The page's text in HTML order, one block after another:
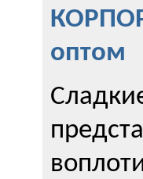
оптом